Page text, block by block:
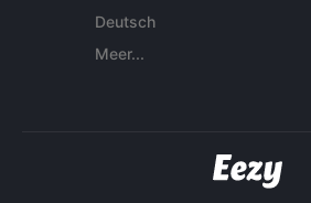
Deutsch
Meer...